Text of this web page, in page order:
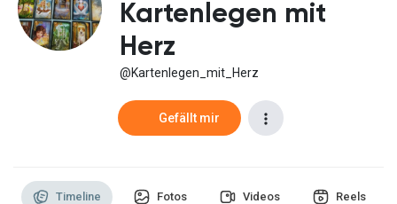
Meine Events
Entdecken Gruppen
Kartenlegen mit
Herz
@Kartenlegen_mit_Herz
Gefällt mir
Timeline Fotos Videos Reels